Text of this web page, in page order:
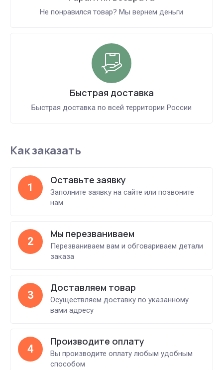
Не понравился товар? Мы вернем деньги
Быстрая доставка
Быстрая доставка по всей территории России
Как заказать
1
Оставьте заявку
Заполните заявку на сайте или позвоните
нам
2
Мы перезваниваем
Перезваниваем вам и обговариваем детали
заказа
3
Доставляем товар
Осуществляем доставку по указанному
вами адресу
4
Производите оплату
Вы производите оплату любым удобным
способом